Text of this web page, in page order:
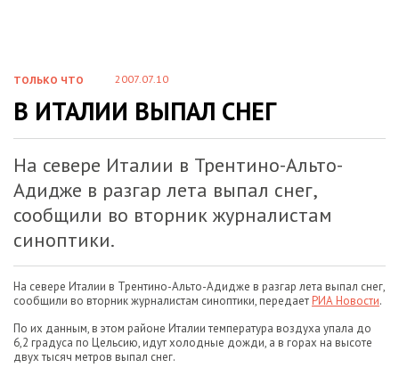
ТОЛЬКО ЧТО 2007.07.10
В ИТАЛИИ ВЫПАЛ СНЕГ
На севере Италии в Трентино-Альто-
Адидже в разгар лета выпал снег,
сообщили во вторник журналистам
синоптики.
На севере Италии в Трентино-Альто-Адидже в разгар лета выпал снег,
сообщили во вторник журналистам синоптики, передаетРИА Новости.
По их данным, в этом районе Италии температура воздуха упала до
6,2 градуса по Цельсию, идут холодные дожди, а в горах на высоте
двух тысяч метров выпал снег.